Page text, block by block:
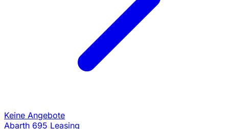
Keine Angebote
Abarth 695 Leasing